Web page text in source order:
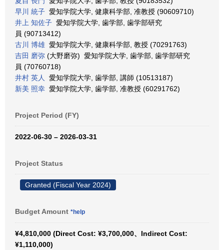
早川 統子 愛知学院大学, 健康科学部, 准教授 (90609710)
井上 知佐子 愛知学院大学, 歯学部, 歯学部研究
員 (90713412)
古川 博雄 愛知学院大学, 健康科学部, 教授 (70291763)
吉田 磨弥 (大野磨弥) 愛知学院大学, 歯学部, 歯学部研究
員 (70760718)
井村 英人
愛知学院大学, 歯学部, 講師 (10513187)
新美 照幸 愛知学院大学, 歯学部, 准教授 (60291762)
Project Period (FY)
2022-06-30 – 2026-03-31
Project Status
Granted (Fiscal Year 2024)
Budget Amount *help
¥4,810,000 (Direct Cost: ¥3,700,000、Indirect Cost:
¥1,110,000)